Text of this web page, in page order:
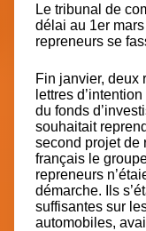
Le tribunal de
délai au 1er
repreneurs se
Fin janvier, deux
lettres
du fonds
souhaitait
second projet de
français le
repreneurs
démarche. Ils
suffisantes sur
automobiles,